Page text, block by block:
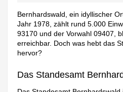
Bernhardswald, ein idyllischer
Jahr 1978, zählt rund 5.000
93170 und der Vorwahl 09407,
erreichbar. Doch was hebt das
hervor?
Das Standesamt